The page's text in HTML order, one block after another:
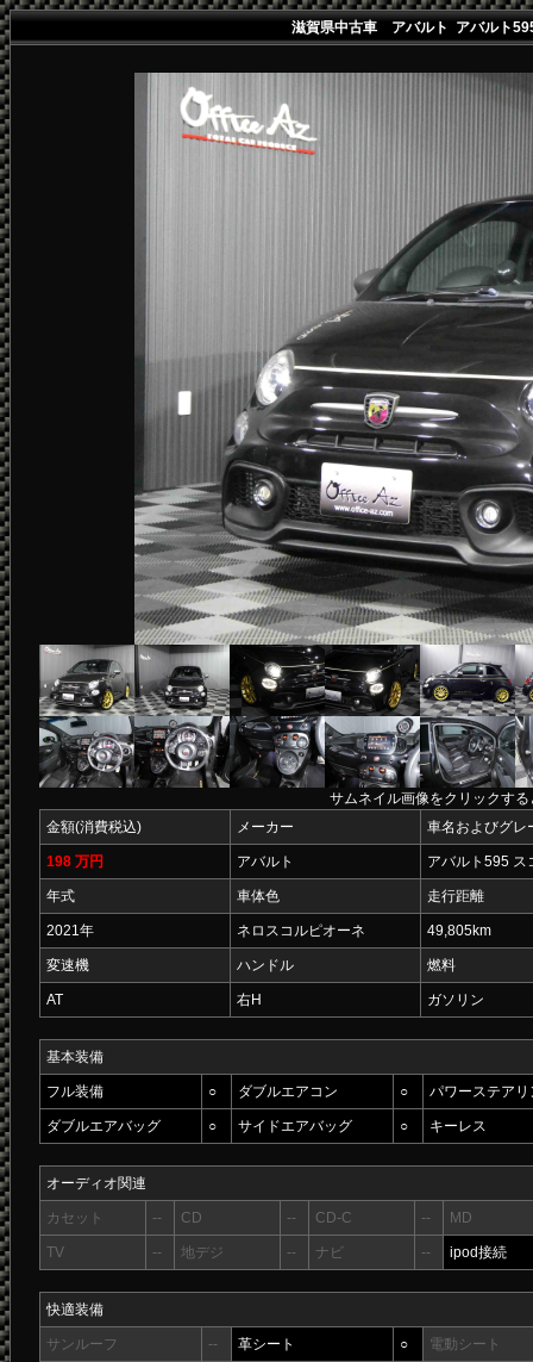
滋賀県中古車 アバルト アバルト
サムネイル画像をクリックす
金額(消費税込)
メーカー 車名およびグレ
198 万円 アバルト アバルト595 ス
年式 車体色 走行距離
2021年 ネロスコルピオーネ 49,805km
変速機 ハンドル 燃料
AT 右H ガソリン
基本装備
フル装備 ○ ダブルエアコン ○ パワーステアリ
ダブルエアバッグ ○ サイドエアバッグ ○ キーレス
オーディオ関連
カセット -- CD -- CD-C -- MD
TV -- 地デジ -- ナビ -- ipod接続
快適装備
サンルーフ -- 革シート ○ 電動シート